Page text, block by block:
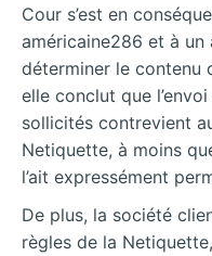
Cour s’est en
américaine286 et à
déterminer le contenu
elle conclut que
sollicités contrevient
Netiquette, à moins
l’ait expressément
De plus, la société
règles de la